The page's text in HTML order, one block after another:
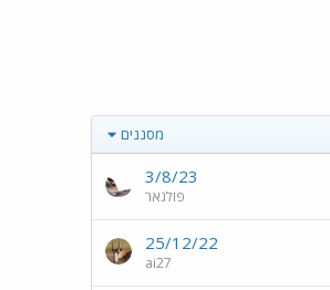
מסננים
3/8/23
פולגאר
25/12/22
ai27